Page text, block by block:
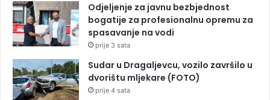
Odjeljenje za javnu bezbjednost
bogatije za profesionalnu opremu za
spasavanje na vodi
prije 3 sata
Sudar u Dragaljevcu, vozilo završilo u
dvorištu mljekare (FOTO)
prije 4 sata